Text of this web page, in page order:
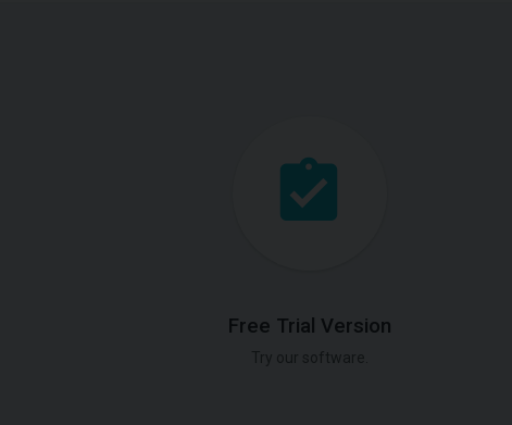
Free Trial Version